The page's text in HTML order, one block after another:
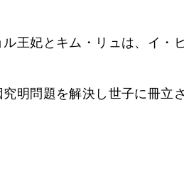
王妃とキム・リュは、イ・
明問題を解決し世子に冊立さ